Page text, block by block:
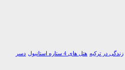
زندگی در ترکیه هتل های 4 ستاره استانبول
دسر